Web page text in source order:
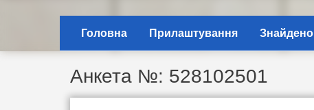
Головна Прилаштування Знайдено
Анкета №: 528102501